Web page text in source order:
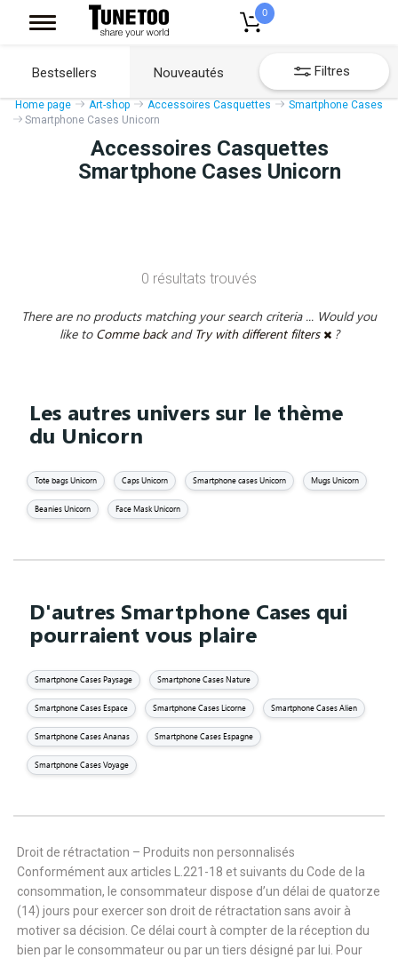
0
Bestsellers Nouveautés Filtres
Home page Art-shop Accessoires Casquettes
Smartphone Cases
Smartphone Cases Unicorn
Accessoires Casquettes
Smartphone Cases Unicorn
0 résultats trouvés
There are no products matching your search criteria ... Would you
like to Comme back and Try with different filters ?
Les autres univers sur le thème
du Unicorn
Tote bags Unicorn Caps Unicorn Smartphone cases Unicorn Mugs Unicorn
Beanies Unicorn Face Mask Unicorn
D'autres Smartphone Cases qui
pourraient vous plaire
Smartphone Cases Paysage Smartphone Cases Nature
Smartphone Cases Espace Smartphone Cases Licorne Smartphone Cases Alien
Smartphone Cases Ananas Smartphone Cases Espagne
Smartphone Cases Voyage
Droit de rétractation – Produits non personnalisés
Conformément aux articles L.221-18 et suivants du Code de la
consommation, le consommateur dispose d’un délai de quatorze
(14) jours pour exercer son droit de rétractation sans avoir à
motiver sa décision. Ce délai court à compter de la réception du
bien par le consommateur ou par un tiers désigné par lui. Pour